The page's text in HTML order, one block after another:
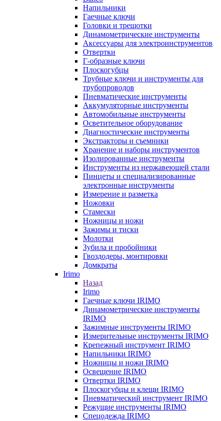
Напильники
Гаечные ключи
Головки и трещотки
Динамометрические инструменты
Аксессуары для электроинструментов
Отвертки
Г-образные ключи
Плоскогубцы
Трубные ключи и инструменты для
трубопроводов
Пневматические инструменты
Аккумуляторные инструменты
Автомобильные инструменты
Осветительное оборудование
Диагностические инструменты
Экстракторы и съемники
Хранение и наборы инструментов
Изолированные инструменты
Инструменты из нержавеющей стали
Пинцеты и специализированные
электронные инструменты
Измерение и разметка
Ножовки
Стамески
Ножницы и ножи
Зажимы и тиски
Молотки
Зубила и пробойники
Гвоздодеры, монтировки
Домкраты
Irimo
Назад
Irimo
Гаечные ключи IRIMO
Динамометрические инструменты
IRIMO
Зажимные инструменты IRIMO
Измерительные инструменты IRIMO
Крепежный инструмент IRIMO
Напильники IRIMO
Ножницы и ножи IRIMO
Освещение IRIMO
Отвертки IRIMO
Плоскогубцы и клещи IRIMO
Пневматический инструмент IRIMO
Режущие инструменты IRIMO
Спецодежда IRIMO